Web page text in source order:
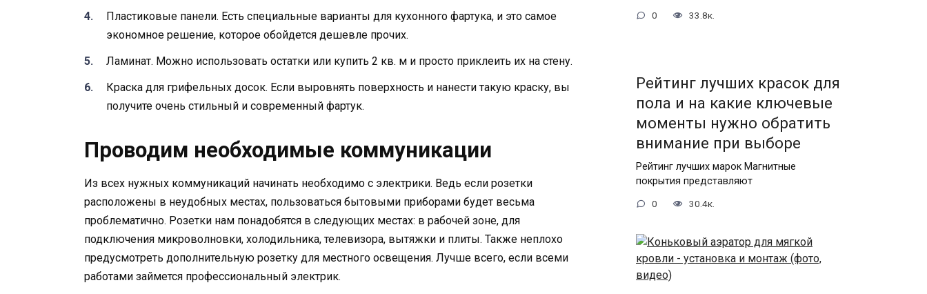
Пластиковые панели. Есть специальные варианты для кухонного фартука, и это самое
экономное решение, которое обойдется дешевле прочих.
Ламинат. Можно использовать остатки или купить 2 кв. м и просто приклеить их на стену.
Краска для грифельных досок. Если выровнять поверхность и нанести такую краску, вы
получите очень стильный и современный фартук.
Проводим необходимые коммуникации
Из всех нужных коммуникаций начинать необходимо с электрики. Ведь если розетки
расположены в неудобных местах, пользоваться бытовыми приборами будет весьма
проблематично. Розетки нам понадобятся в следующих местах: в рабочей зоне, для
подключения микроволновки, холодильника, телевизора, вытяжки и плиты. Также неплохо
предусмотреть дополнительную розетку для местного освещения. Лучше всего, если всеми
работами займется профессиональный электрик.
0 33.8к.
Рейтинг лучших красок для
пола и на какие ключевые
моменты нужно обратить
внимание при выборе
Рейтинг лучших марок Магнитные
покрытия представляют
0 30.4к.